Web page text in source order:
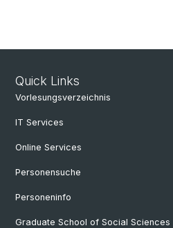
Quick Links
Vorlesungsverzeichnis
IT Services
Online Services
Personensuche
Personeninfo
Graduate School of Social Sciences